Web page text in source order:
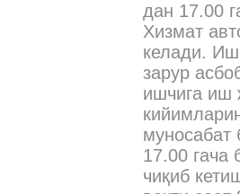
дан 17.00
Хизмат
келади.
зарур
ишчига иш
муносабат
17.00 гача
чиқиб